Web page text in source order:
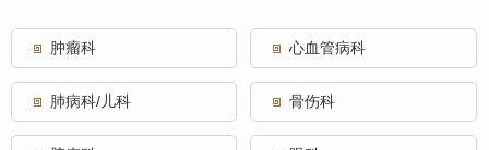
肿瘤科 心血管病科
肺病科/儿科 骨伤科